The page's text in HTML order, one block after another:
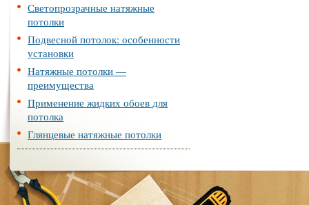
Светопрозрачные натяжные
потолки
Подвесной потолок: особенности
установки
Натяжные потолки —
преимущества
Применение жидких обоев для
потолка
Глянцевые натяжные потолки